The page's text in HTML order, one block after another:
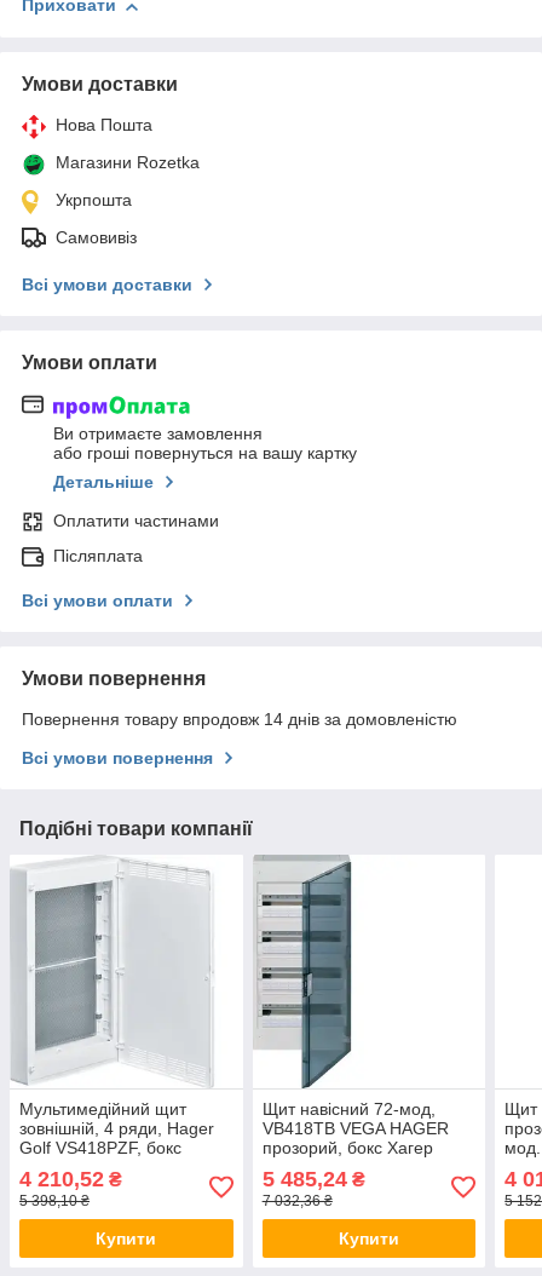
Приховати
Умови доставки
Нова Пошта
Магазини Rozetka
Укрпошта
Самовивіз
Всі умови доставки
Умови оплати
Ви отримаєте замовлення
або гроші повернуться на вашу картку
Детальніше
Оплатити частинами
Післяплата
Всі умови оплати
Умови повернення
Повернення товару впродовж 14 днів за домовленістю
Всі умови повернення
Подібні товари компанії
Мультимедійний щит
зовнішній, 4 ряди, Hager
Golf VS418PZF, бокс
(Smart Rozetka)
4 210,52 ₴
5 398,10 ₴
Купити
Щит навісний 72-мод,
VB418TB VEGA HAGER
прозорий, бокс Хагер
зовнішня (Smart Rozetka)
5 485,24₴
7 032,36 ₴
Купити
Щит
4
5